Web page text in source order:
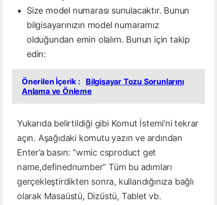
Size model numarası sunulacaktır. Bunun
bilgisayarınızın model numaramız
olduğundan emin olalım. Bunun için takip
edin:
Önerilen İçerik :
Bilgisayar Tozu Sorunlarını
Anlama ve Önleme
Yukarıda belirtildiği gibi Komut İstemi’ni tekrar
açın. Aşağıdaki komutu yazın ve ardından
Enter’a basın: “wmic csproduct get
name,definednumber” Tüm bu adımları
gerçekleştirdikten sonra, kullandığınıza bağlı
olarak Masaüstü, Dizüstü, Tablet vb.